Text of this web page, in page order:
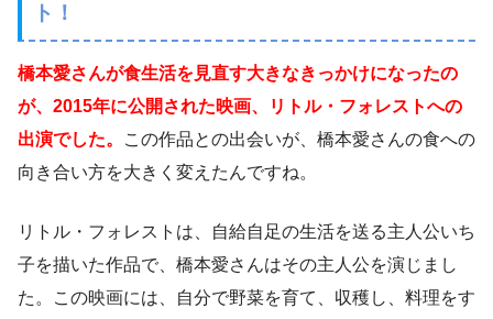
ト！
橋本愛さんが食生活を見直す大きなきっかけになったの
が、2015年に公開された映画、リトル・フォレストへの
出演でした。
この作品との出会いが、橋本愛さんの食への
向き合い方を大きく変えたんですね。
リトル・フォレストは、自給自足の生活を送る主人公いち
子を描いた作品で、橋本愛さんはその主人公を演じまし
た。この映画には、自分で野菜を育て、収穫し、料理をす